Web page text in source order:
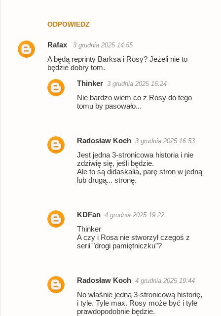
ODPOWIEDZ
Rafax 3 grudnia 2025 14:55
A będą reprinty Barksa i Rosy? Jeżeli nie to
będzie dobry tom.
Thinker 3 grudnia 2025 16:24
Nie bardzo wiem co z Rosy do tego
tomu by pasowało...
Radosław Koch 3 grudnia 2025 16:53
Jest jedna 3-stronicowa historia i nie
zdziwię się, jeśli będzie.
Ale to są didaskalia, parę stron w jedną
lub drugą... stronę.
KDFan 4 grudnia 2025 19:22
Thinker
A czy i Rosa nie stworzył czegoś z
serii "drogi pamiętniczku"?
Radosław Koch 4 grudnia 2025 19:44
No właśnie jedną 3-stronicową historię,
i tyle. Tyle max. Rosy może być i tyle
prawdopodobnie będzie.